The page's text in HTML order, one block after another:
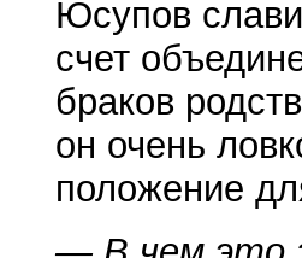
Юсупов
счет
браков
он очень
положение